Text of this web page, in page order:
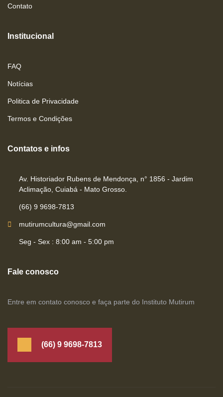
Contato
Institucional
FAQ
Notícias
Politica de Privacidade
Termos e Condições
Contatos e infos
Av. Historiador Rubens de Mendonça, n° 1856 - Jardim
Aclimação, Cuiabá - Mato Grosso.
(66) 9 9698-7813
mutirumcultura@gmail.com
Seg - Sex : 8:00 am - 5:00 pm
Fale conosco
Entre em contato conosco e faça parte do Instituto Mutirum
(66) 9 9698-7813